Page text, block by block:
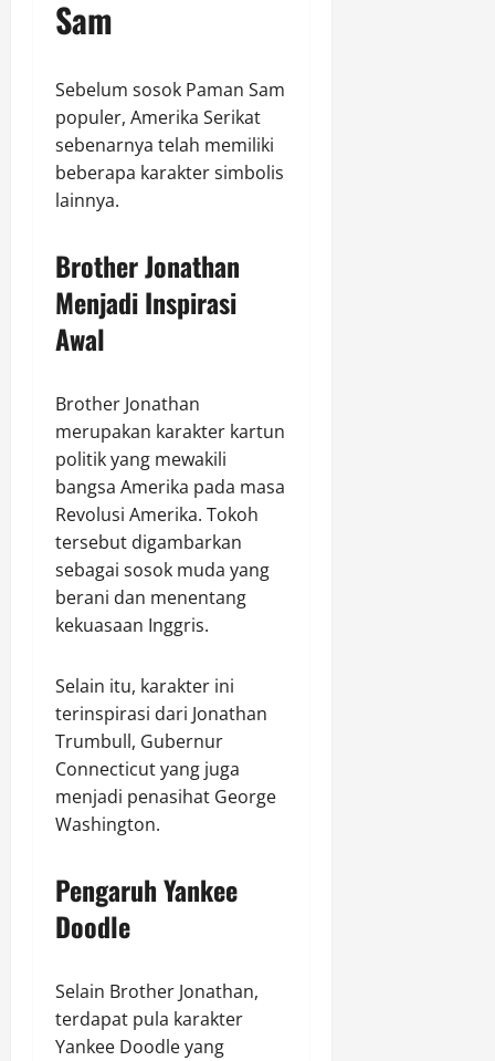
Sam
Sebelum sosok Paman Sam
populer, Amerika Serikat
sebenarnya telah memiliki
beberapa karakter simbolis
lainnya.
Brother Jonathan
Menjadi Inspirasi
Awal
Brother Jonathan
merupakan karakter kartun
politik yang mewakili
bangsa Amerika pada masa
Revolusi Amerika. Tokoh
tersebut digambarkan
sebagai sosok muda yang
berani dan menentang
kekuasaan Inggris.
Selain itu, karakter ini
terinspirasi dari Jonathan
Trumbull, Gubernur
Connecticut yang juga
menjadi penasihat George
Washington.
Pengaruh Yankee
Doodle
Selain Brother Jonathan,
terdapat pula karakter
Yankee Doodle yang